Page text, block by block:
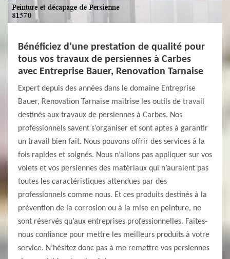
Bénéficiez d’une prestation de qualité pour
tous vos travaux de persiennes à Carbes
avec Entreprise Bauer, Renovation Tarnaise
Expert depuis des années dans le domaine Entreprise
Bauer, Renovation Tarnaise maîtrise les outils de travail
destinés aux travaux de persiennes à Carbes. Nos
professionnels savent s’organiser et sont aptes à garantir
un travail bien fait. Nous pouvons offrir des services à la
fois rapides et soignés. Nous n’allons pas appliquer sur vos
volets et vos persiennes des matériaux qui n’auraient pas
toutes les caractéristiques attendues par des
professionnels comme nous. Et ces produits destinés à la
prévention de la corrosion ou à la mise en peinture, ne
sont réservés qu’aux entreprises professionnelles. Faites-
nous confiance pour mettre les meilleurs produits à votre
service. N’hésitez donc pas à me remettre vos persiennes